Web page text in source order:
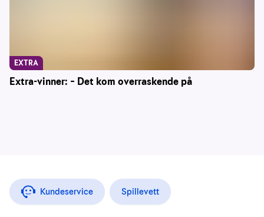
Extra-vinner: – Det kom overraskende på
EXTRA
Kundeservice Spillevett